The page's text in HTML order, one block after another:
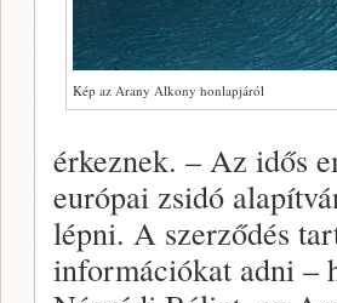
Kép az Arany Alkony honlapjáról
érkeznek. – Az idős
európai zsidó
lépni. A szerződés
információkat adni –